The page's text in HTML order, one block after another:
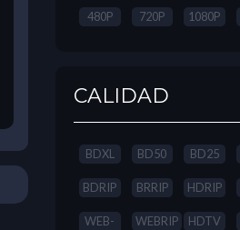
480P 720P 1080P
CALIDAD
BDXL BD50 BD25
BDRIP BRRIP HDRIP
WEB-
WEBRIP HDTV